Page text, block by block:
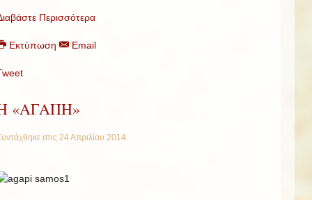
Περισσότερα
Εκτύπωση Email
«ΑΓΑΠΗ»
στις 24 Απριλίου 2014.